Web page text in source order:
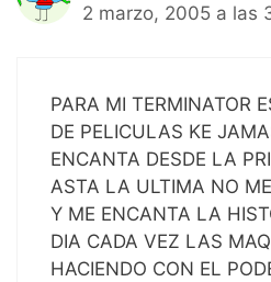
2 marzo, 2005 a las
PARA MI TERMINATOR
DE PELICULAS KE
ENCANTA DESDE LA
ASTA LA ULTIMA NO
Y ME ENCANTA LA
DIA CADA VEZ LAS
HACIENDO CON EL